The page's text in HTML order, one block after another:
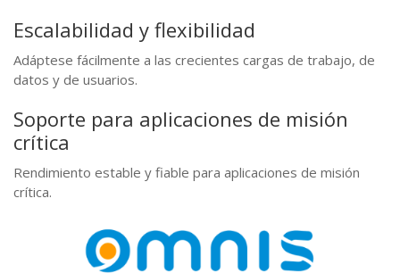
Escalabilidad y flexibilidad
Adáptese fácilmente a las crecientes cargas de trabajo, de
datos y de usuarios.
Soporte para aplicaciones de misión
crítica
Rendimiento estable y fiable para aplicaciones de misión
crítica.